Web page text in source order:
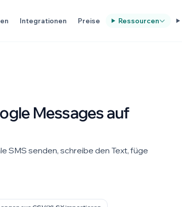
Integrationen Preise Ressourcen
Messages auf
SMS senden, schreibe den Text, füge